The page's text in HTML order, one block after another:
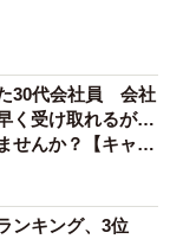
30代会社員 会社
く受け取れるが…
せんか？【キャリ
ンキング、3位